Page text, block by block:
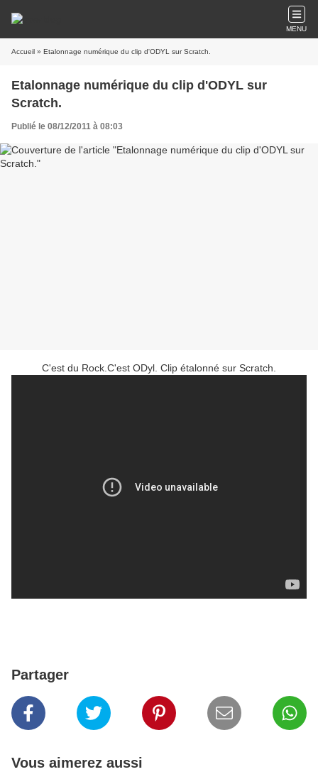
MENU
Accueil » Etalonnage numérique du clip d'ODYL sur Scratch.
Etalonnage numérique du clip d'ODYL sur
Scratch.
Publié le 08/12/2011 à 08:03
C'est du Rock.C'est ODyl. Clip étalonné sur Scratch.
Partager
Vous aimerez aussi